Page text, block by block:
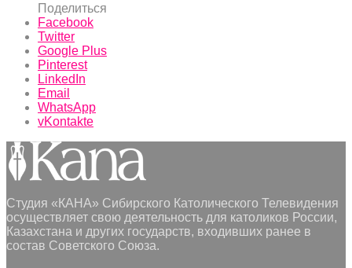
Поделиться
Facebook
Twitter
Google Plus
Pinterest
LinkedIn
Email
WhatsApp
vKontakte
Студия «КАНА» Сибирского Католического Телевидения
осуществляет свою деятельность для католиков России,
Казахстана и других государств, входивших ранее в
состав Советского Союза.